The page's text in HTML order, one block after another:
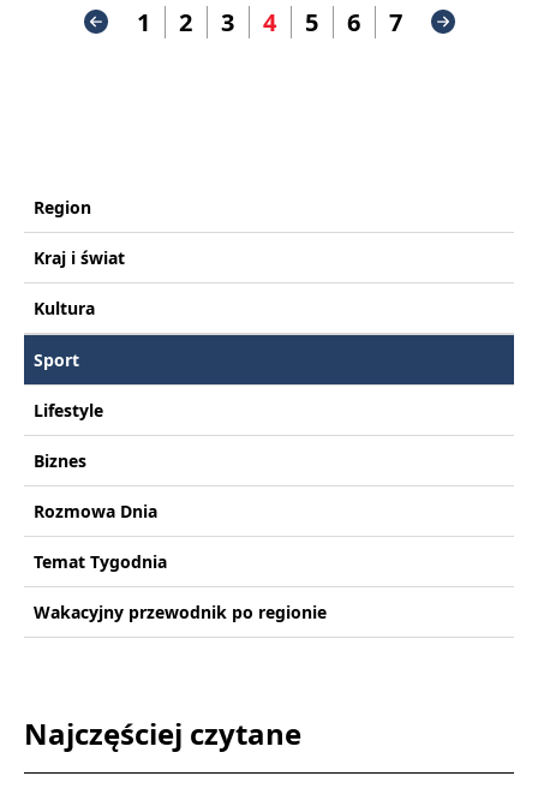
1 2 3 4 5 6 7
Region
Kraj i świat
Kultura
Sport
Lifestyle
Biznes
Rozmowa Dnia
Temat Tygodnia
Wakacyjny przewodnik po regionie
Najczęściej czytane